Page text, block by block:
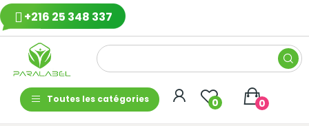
+216 25 348 337
Toutes les catégories 0 0